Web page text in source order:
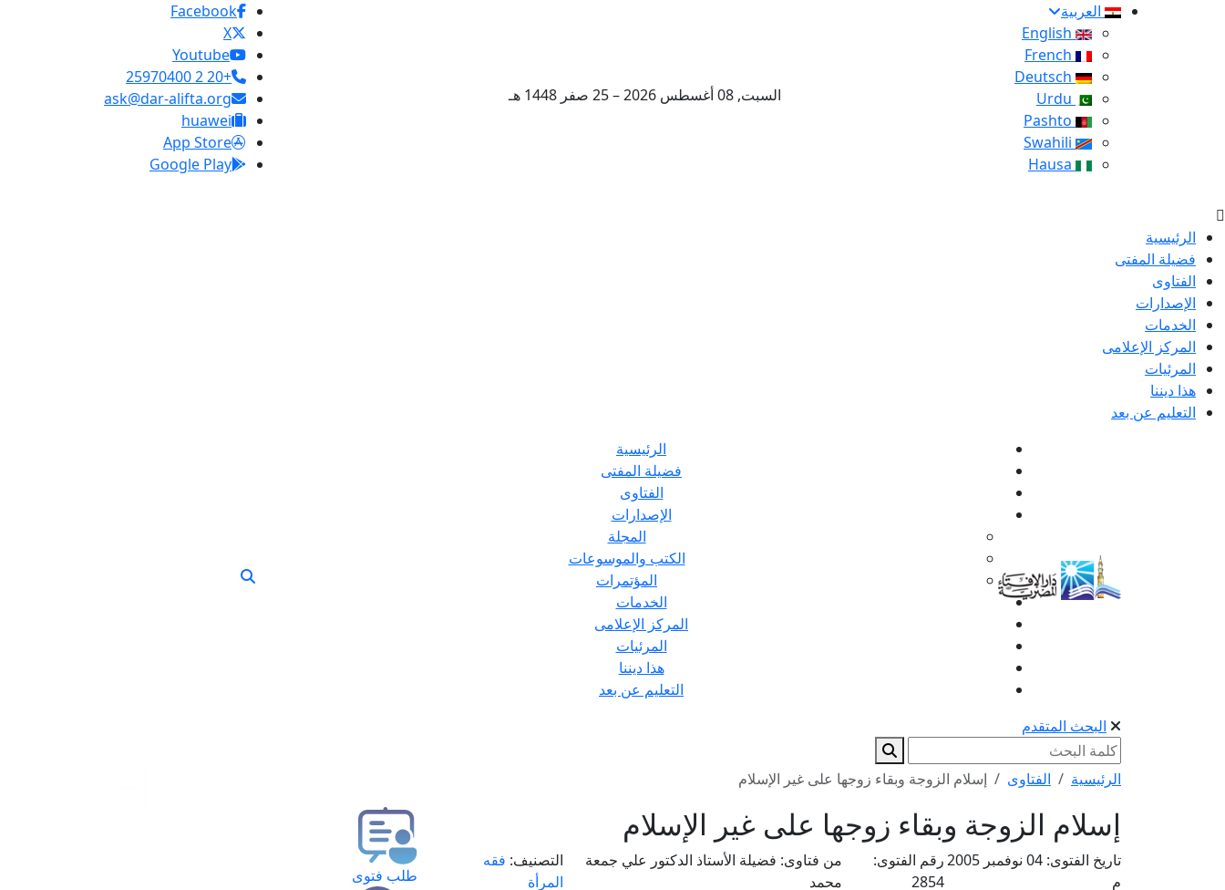
العربية
السبت, 08 أغسطس 2026 – 25 صفر 1448 هـ
Facebook
X
Youtube
+20 2 25970400
ask@dar-alifta.org
huawei
App Store
Google Play
الرئيسية
فضيلة المفتى
الفتاوى
الإصدارات
الخدمات
المركز الإعلامى
المرئيات
هذا ديننا
التعليم عن بعد
الرئيسية
فضيلة المفتى
الفتاوى
الإصدارات
المجلة
الكتب والموسوعات
المؤتمرات
الخدمات
المركز الإعلامى
المرئيات
هذا ديننا
التعليم عن بعد
البحث المتقدم
الرئيسية الفتاوى إسلام الزوجة وبقاء زوجها على غير الإسلام
إسلام الزوجة وبقاء زوجها على غير الإسلام
تاريخ الفتوى:
04 نوفمبر 2005
م
رقم الفتوى:
2854
من فتاوى: فضيلة الأستاذ الدكتور علي جمعة
محمد
التصنيف: فقه
المرأة
طلب فتوى